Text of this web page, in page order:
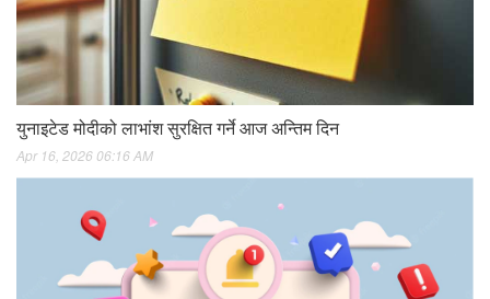
युनाइटेड मोदीको लाभांश सुरक्षित गर्ने आज अन्तिम दिन
Apr 16, 2026 06:16 AM